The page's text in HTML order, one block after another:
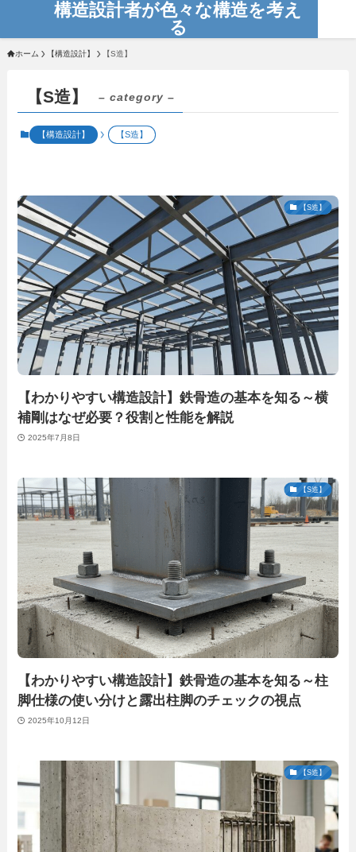
構造設計者が色々な構造を考え
る
ホーム 【構造設計】 【S造】
【S造】 – category –
【構造設計】 【S造】
【S造】
【わかりやすい構造設計】鉄骨造の基本を知る～横
補剛はなぜ必要？役割と性能を解説
2025年7月8日
【S造】
【わかりやすい構造設計】鉄骨造の基本を知る～柱
脚仕様の使い分けと露出柱脚のチェックの視点
2025年10月12日
【S造】